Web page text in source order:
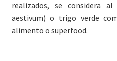
realizados, se considera
aestivum) o trigo verde
alimento o superfood.